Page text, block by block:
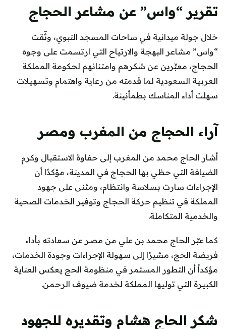
تقرير “واس” عن مشاعر الحجاج
خلال جولة ميدانية في ساحات المسجد النبوي، وثّقت
“واس” مشاعر البهجة والارتياح التي ارتسمت على وجوه
الحجاج، معبِّرين عن شكرهم وامتنانهم لحكومة المملكة
العربية السعودية لما قدمته من رعاية واهتمام وتسهيلات
سهلت أداء المناسك بطمأنينة.
آراء الحجاج من المغرب ومصر
أشار الحاج محمد من المغرب إلى حفاوة الاستقبال وكرم
الضيافة التي حظي بها الحجاج في المدينة، مؤكدًا أن
الإجراءات سارت بسلاسة وانتظام، ومثنى على جهود
المملكة في تنظيم حركة الحجاج وتوفير الخدمات الصحية
والخدمية المتكاملة.
كما عبّر الحاج محمد بن علي من مصر عن سعادته بأداء
فريضة الحج، مشيرًا إلى سهولة الإجراءات وجودة الخدمات،
مؤكداً أن التطور المستمر في منظومة الحج يعكس العناية
الكبيرة التي توليها المملكة لخدمة ضيوف الرحمن.
شكر الحاج هشام وتقديره للجهود